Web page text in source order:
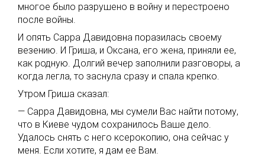
многое было разрушено в войну и перестроено
после войны.
И опять Сарра Давидовна поразилась своему
везению. И Гриша, и Оксана, его жена, приняли ее,
как родную. Долгий вечер заполнили разговоры, а
когда легла, то заснула сразу и спала крепко.
Утром Гриша сказал:
— Сарра Давидовна, мы сумели Вас найти потому,
что в Киеве чудом сохранилось Ваше дело.
Удалось снять с него ксерокопию, она сейчас у
меня. Если хотите, я дам ее Вам.